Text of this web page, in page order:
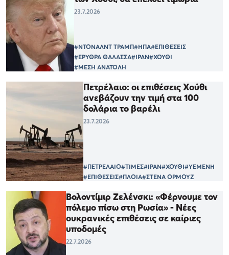
23.7.2026
#ΝΤΟΝΑΛΝΤ ΤΡΑΜΠ#ΗΠΑ#ΕΠΙΘΕΣΕΙΣ
#ΕΡΥΘΡΑ ΘΑΛΑΣΣΑ#ΙΡΑΝ#ΧΟΥΘΙ
#ΜΕΣΗ ΑΝΑΤΟΛΗ
Πετρέλαιο: οι επιθέσεις Χούθι
ανεβάζουν την τιμή στα 100
δολάρια το βαρέλι
23.7.2026
#ΠΕΤΡΕΛΑΙΟ#ΤΙΜΕΣ#ΙΡΑΝ#ΧΟΥΘΙ#ΥΕΜΕΝΗ
#ΕΠΙΘΕΣΕΙΣ#ΠΛΟΙΑ#ΣΤΕΝΑ ΟΡΜΟΥΖ
Βολοντίμιρ Ζελένσκι: «Φέρνουμε τον
πόλεμο πίσω στη Ρωσία» - Νέες
ουκρανικές επιθέσεις σε καίριες
υποδομές
22.7.2026